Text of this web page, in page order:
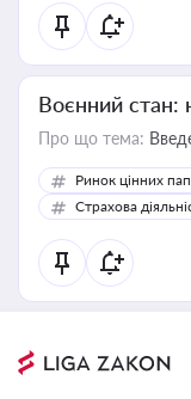
Воєнний стан:
Про що тема:
Ринок цінних
Страхова